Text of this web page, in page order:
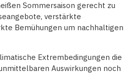
Sommersaison gerecht zu
verstärkte
Bemühungen um nachhaltigen
Extrembedingungen die
Auswirkungen noch